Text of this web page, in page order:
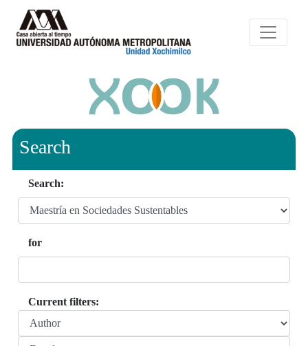
Search
Search:
for
Current filters: